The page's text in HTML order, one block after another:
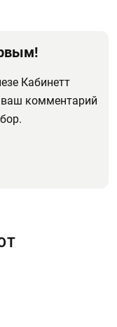
Кабинетт
ваш комментарий